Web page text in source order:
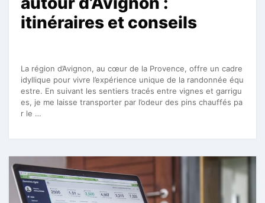
itinéraires et conseils
La région d’Avignon, au cœur de la Provence, offre un cadre
idyllique pour vivre l’expérience unique de la randonnée équ
estre. En suivant les sentiers tracés entre vignes et garrigu
es, je me laisse transporter par l’odeur des pins chauffés pa
r le …